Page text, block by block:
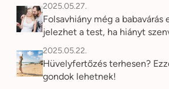
2025.05.27.
Folsavhiány még a babavárás
jelezhet a test, ha hiányt
2025.05.22.
Hüvelyfertőzés terhesen?
gondok lehetnek!